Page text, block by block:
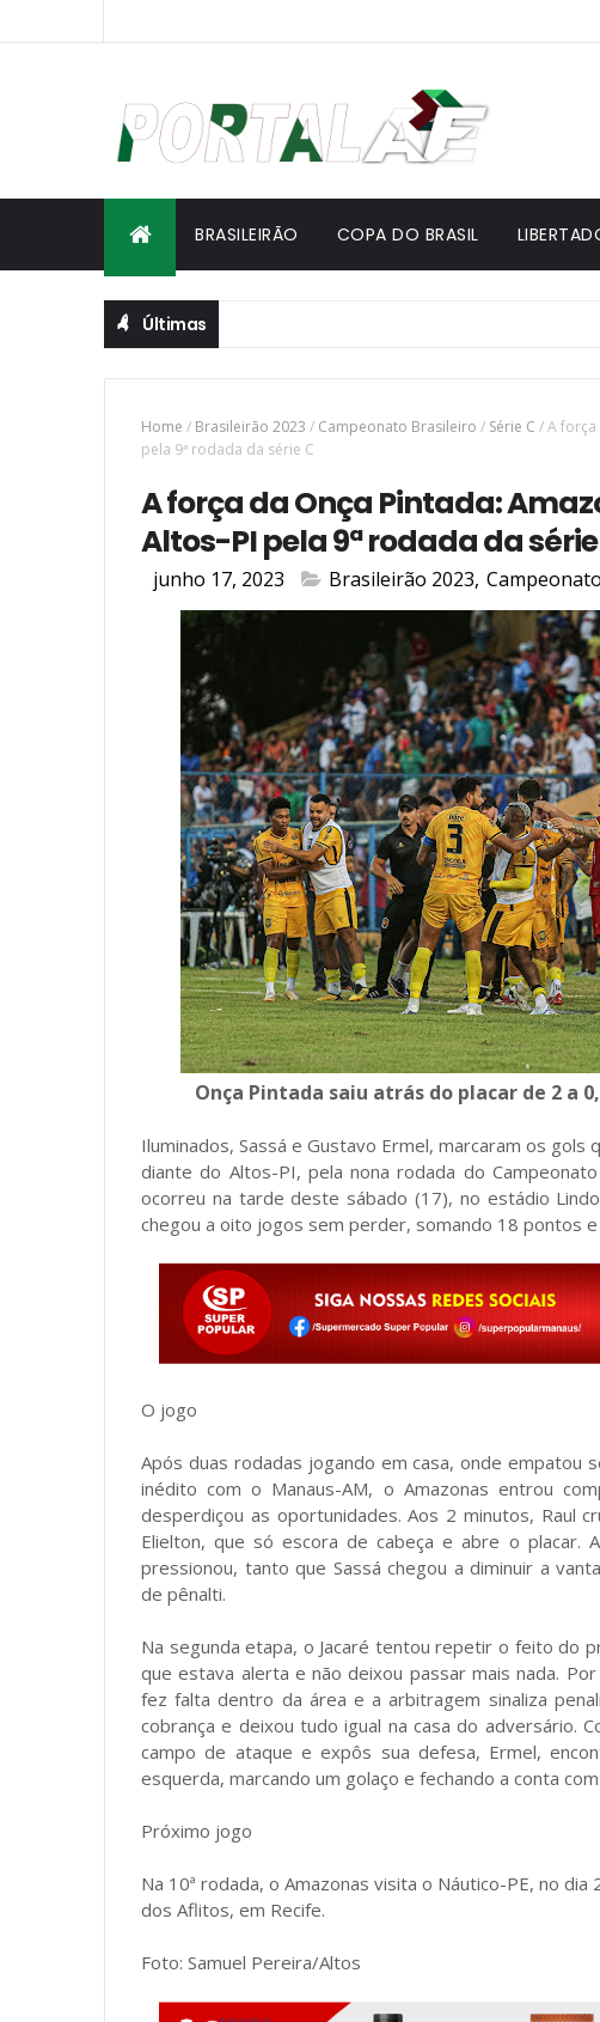
BRASILEIRÃO COPA DO BRASIL
Últimas
Home / Brasileirão 2023 / Campeonato Brasileiro / Série C /A força
pela 9ª rodada da série C
A força da Onça Pintada:
Altos-PI pela 9ª rodada da
junho 17, 2023 Brasileirão 2023,
Onça Pintada saiu atrás do placar de 2 a
Iluminados, Sassá e Gustavo Ermel, marcaram os
diante do Altos-PI, pela nona rodada do
ocorreu na tarde deste sábado (17), no estádio
chegou a oito jogos sem perder, somando 18 pontos
O jogo
Após duas rodadas jogando em casa, onde empatou
inédito com o Manaus-AM, o Amazonas entrou
desperdiçou as oportunidades. Aos 2 minutos, Raul
Elielton, que só escora de cabeça e abre o placar.
pressionou, tanto que Sassá chegou a diminuir a
de pênalti.
Na segunda etapa, o Jacaré tentou repetir o feito do
que estava alerta e não deixou passar mais nada.
fez falta dentro da área e a arbitragem sinaliza
cobrança e deixou tudo igual na casa do adversário.
campo de ataque e expôs sua defesa, Ermel,
esquerda, marcando um golaço e fechando a conta
Próximo jogo
Na 10ª rodada, o Amazonas visita o Náutico-PE, no
dos Aflitos, em Recife.
Foto: Samuel Pereira/Altos